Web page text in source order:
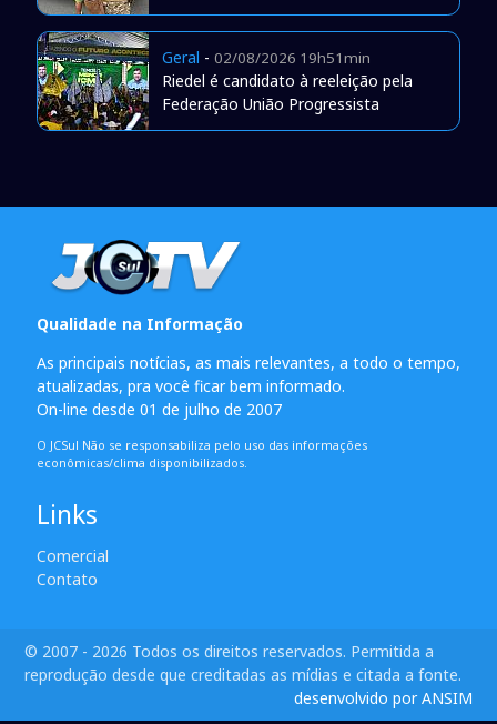
Geral - 02/08/2026 19h51min
Riedel é candidato à reeleição pela
Federação União Progressista
Qualidade na Informação
As principais notícias, as mais relevantes, a todo o tempo,
atualizadas, pra você ficar bem informado.
On-line desde 01 de julho de 2007
O JCSul Não se responsabiliza pelo uso das informações
econômicas/clima disponibilizados.
Links
Comercial
Contato
© 2007 - 2026 Todos os direitos reservados. Permitida a
reprodução desde que creditadas as mídias e citada a fonte.
desenvolvido por ANSIM